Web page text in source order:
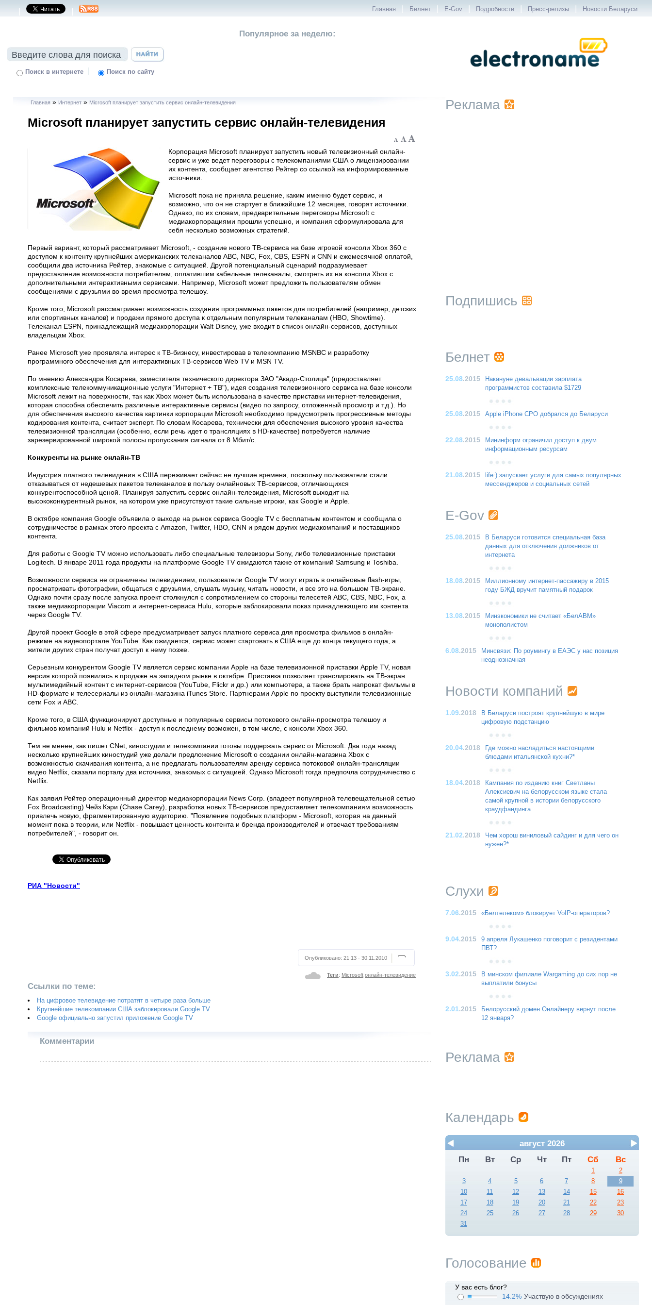
| | Главная | Белнет | E-Gov | Подробности | Пресс-релизы | Новости Беларуси
Поиск в интернете | Поиск по сайту
Популярное за неделю:
Главная » Интернет» Microsoft планирует запустить сервис онлайн-телевидения
Microsoft планирует запустить сервис онлайн-телевидения
Корпорация Microsoft планирует запустить новый телевизионный онлайн-
сервис и уже ведет переговоры с телекомпаниями США о лицензировании
их контента, сообщает агентство Рейтер со ссылкой на информированные
источники.
Microsoft пока не приняла решение, каким именно будет сервис, и
возможно, что он не стартует в ближайшие 12 месяцев, говорят источники.
Однако, по их словам, предварительные переговоры Microsoft с
медиакорпорациями прошли успешно, и компания сформулировала для
себя несколько возможных стратегий.
Первый вариант, который рассматривает Microsoft, - создание нового ТВ-сервиса на базе игровой консоли Xbox 360 с
доступом к контенту крупнейших американских телеканалов ABC, NBC, Fox, CBS, ESPN и CNN и ежемесячной оплатой,
сообщили два источника Рейтер, знакомые с ситуацией. Другой потенциальный сценарий подразумевает
предоставление возможности потребителям, оплатившим кабельные телеканалы, смотреть их на консоли Xbox с
дополнительными интерактивными сервисами. Например, Microsoft может предложить пользователям обмен
сообщениями с друзьями во время просмотра телешоу.
Кроме того, Microsoft рассматривает возможность создания программных пакетов для потребителей (например, детских
или спортивных каналов) и продажи прямого доступа к отдельным популярным телеканалам (HBO, Showtime).
Телеканал ESPN, принадлежащий медиакорпорации Walt Disney, уже входит в список онлайн-сервисов, доступных
владельцам Xbox.
Ранее Microsoft уже проявляла интерес к ТВ-бизнесу, инвестировав в телекомпанию MSNBC и разработку
программного обеспечения для интерактивных ТВ-сервисов Web TV и MSN TV.
По мнению Александра Косарева, заместителя технического директора ЗАО "Акадо-Столица" (предоставляет
комплексные телекоммуникационные услуги "Интернет + ТВ"), идея создания телевизионного сервиса на базе консоли
Microsoft лежит на поверхности, так как Xbox может быть использована в качестве приставки интернет-телевидения,
которая способна обеспечить различные интерактивные сервисы (видео по запросу, отложенный просмотр и т.д.). Но
для обеспечения высокого качества картинки корпорации Microsoft необходимо предусмотреть прогрессивные методы
кодирования контента, считает эксперт. По словам Косарева, технически для обеспечения высокого уровня качества
телевизионной трансляции (особенно, если речь идет о трансляциях в HD-качестве) потребуется наличие
зарезервированной широкой полосы пропускания сигнала от 8 Мбит/с.
Конкуренты на рынке онлайн-ТВ
Индустрия платного телевидения в США переживает сейчас не лучшие времена, поскольку пользователи стали
отказываться от недешевых пакетов телеканалов в пользу онлайновых ТВ-сервисов, отличающихся
конкурентоспособной ценой. Планируя запустить сервис онлайн-телевидения, Microsoft выходит на
высококонкурентный рынок, на котором уже присутствуют такие сильные игроки, как Google и Apple.
В октябре компания Google объявила о выходе на рынок сервиса Google TV с бесплатным контентом и сообщила о
сотрудничестве в рамках этого проекта с Amazon, Twitter, HBO, CNN и рядом других медиакомпаний и поставщиков
контента.
Для работы с Google TV можно использовать либо специальные телевизоры Sony, либо телевизионные приставки
Logitech. В январе 2011 года продукты на платформе Google TV ожидаются также от компаний Samsung и Toshiba.
Возможности сервиса не ограничены телевидением, пользователи Google TV могут играть в онлайновые flash-игры,
просматривать фотографии, общаться с друзьями, слушать музыку, читать новости, и все это на большом ТВ-экране.
Однако почти сразу после запуска проект столкнулся с сопротивлением со стороны телесетей ABC, CBS, NBC, Fox, а
также медиакорпорации Viacom и интернет-сервиса Hulu, которые заблокировали показ принадлежащего им контента
через Google TV.
Другой проект Google в этой сфере предусматривает запуск платного сервиса для просмотра фильмов в онлайн-
режиме на видеопортале YouTube. Как ожидается, сервис может стартовать в США еще до конца текущего года, а
жители других стран получат доступ к нему позже.
Серьезным конкурентом Google TV является сервис компании Apple на базе телевизионной приставки Apple TV, новая
версия которой появилась в продаже на западном рынке в октябре. Приставка позволяет транслировать на ТВ-экран
мультимедийный контент с интернет-сервисов (YouTube, Flickr и др.) или компьютера, а также брать напрокат фильмы в
HD-формате и телесериалы из онлайн-магазина iTunes Store. Партнерами Apple по проекту выступили телевизионные
сети Fox и ABC.
Кроме того, в США функционируют доступные и популярные сервисы потокового онлайн-просмотра телешоу и
фильмов компаний Hulu и Netflix - доступ к последнему возможен, в том числе, с консоли Xbox 360.
Тем не менее, как пишет CNet, киностудии и телекомпании готовы поддержать сервис от Microsoft. Два года назад
несколько крупнейших киностудий уже делали предложение Microsoft о создании онлайн-магазина Xbox с
возможностью скачивания контента, а не предлагать пользователям аренду сервиса потоковой онлайн-трансляции
видео Netflix, сказали порталу два источника, знакомых с ситуацией. Однако Microsoft тогда предпочла сотрудничество с
Netflix.
Как заявил Рейтер операционный директор медиакорпорации News Corp. (владеет популярной телевещательной сетью
Fox Broadcasting) Чейз Кэри (Chase Carey), разработка новых ТВ-сервисов предоставляет телекомпаниям возможность
привлечь новую, фрагментированную аудиторию. "Появление подобных платформ - Microsoft, которая на данный
момент пока в теории, или Netflix - повышает ценность контента и бренда производителей и отвечает требованиям
потребителей", - говорит он.
РИА "Новости"
Опубликовано: 21:13 - 30.11.2010
Теги: Microsoft онлайн-телевидение
Ссылки по теме:
На цифровое телевидение потратят в четыре раза больше
Крупнейшие телекомпании США заблокировали Google TV
Google официально запустил приложение Google TV
Комментарии
Реклама
Подпишись
Белнет
25.08.2015
Накануне девальвации зарплата
программистов составила $1729
25.08.2015 Apple iPhone CPO добрался до Беларуси
22.08.2015
Мининформ ограничил доступ к двум
информационным ресурсам
21.08.2015
life:) запускает услуги для самых популярных
мессенджеров и социальных сетей
E-Gov
25.08.2015
В Беларуси готовится специальная база
данных для отключения должников от
интернета
18.08.2015
Миллионному интернет-пассажиру в 2015
году БЖД вручит памятный подарок
13.08.2015
Минэкономики не считает «БелАВМ»
монополистом
6.08.2015
Минсвязи: По роумингу в ЕАЭС у нас позиция
неоднозначная
Новости компаний
1.09.2018
В Беларуси построят крупнейшую в мире
цифровую подстанцию
20.04.2018
Где можно насладиться настоящими
блюдами итальянской кухни?*
18.04.2018
Кампания по изданию книг Светланы
Алексиевич на белорусском языке стала
самой крупной в истории белорусского
краудфандинга
21.02.2018
Чем хорош виниловый сайдинг и для чего он
нужен?*
Слухи
7.06.2015 «Белтелеком» блокирует VoIP-операторов?
9.04.2015
9 апреля Лукашенко поговорит с резидентами
ПВТ?
3.02.2015
В минском филиале Wargaming до сих пор не
выплатили бонусы
2.01.2015
Белорусский домен Онлайнеру вернут после
12 января?
Реклама
Календарь
август 2026
Пн
Вт Ср Чт Пт Сб Вс
1
2
3
4 5 6 7 8
9
10
11 12 13 14 15
16
17
18 19 20 21 22
23
24
25 26 27 28 29
30
31
Голосование
У вас есть блог?
14.2% Участвую в обсуждениях